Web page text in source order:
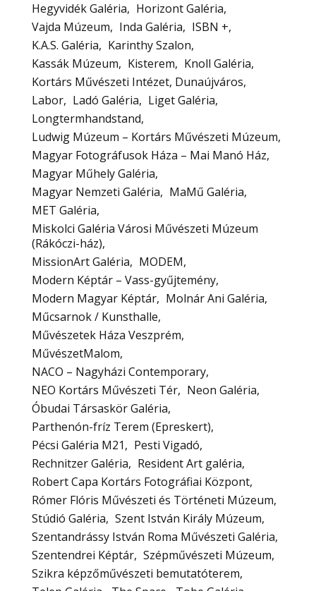
Hegyvidék Galéria
Horizont Galéria
Vajda Múzeum
Inda Galéria
ISBN +
K.A.S. Galéria
Karinthy Szalon
Kassák Múzeum
Kisterem
Knoll Galéria
Kortárs Művészeti Intézet, Dunaújváros
Labor
Ladó Galéria
Liget Galéria
Longtermhandstand
Ludwig Múzeum – Kortárs Művészeti Múzeum
Magyar Fotográfusok Háza – Mai Manó Ház
Magyar Műhely Galéria
Magyar Nemzeti Galéria
MaMű Galéria
MET Galéria
Miskolci Galéria Városi Művészeti Múzeum
(Rákóczi-ház)
MissionArt Galéria
MODEM
Modern Képtár – Vass-gyűjtemény
Modern Magyar Képtár
Molnár Ani Galéria
Műcsarnok / Kunsthalle
Művészetek Háza Veszprém
MűvészetMalom
NACO – Nagyházi Contemporary
NEO Kortárs Művészeti Tér
Neon Galéria
Óbudai Társaskör Galéria
Parthenón-fríz Terem (Epreskert)
Pécsi Galéria M21
Pesti Vigadó
Rechnitzer Galéria
Resident Art galéria
Robert Capa Kortárs Fotográfiai Központ
Rómer Flóris Művészeti és Történeti Múzeum
Stúdió Galéria
Szent István Király Múzeum
Szentandrássy István Roma Művészeti Galéria
Szentendrei Képtár Szépművészeti Múzeum
Szikra képzőművészeti bemutatóterem